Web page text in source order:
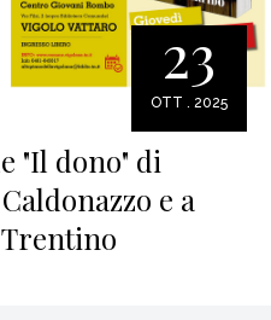
23
OTT . 2025
"Il dono" di
e a